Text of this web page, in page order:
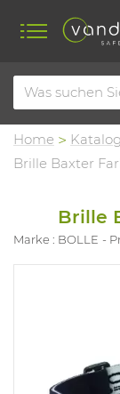
Home
Brille Baxter
Brille
Marke : BOLLE